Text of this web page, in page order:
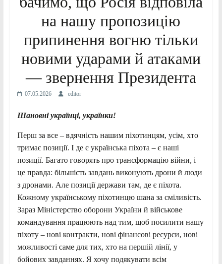
на нашу пропозицію
припинення вогню тільки
новими ударами й атаками
— звернення Президента
07.05.2026 editor
Шановні українці, українки!
Перш за все – вдячність нашим піхотинцям, усім, хто
тримає позиції. І де є українська піхота – є наші
позиції. Багато говорять про трансформацію війни, і
це правда: більшість завдань виконують дрони й люди
з дронами. Але позиції держави там, де є піхота.
Кожному українському піхотинцю шана за сміливість.
Зараз Міністерство оборони України й військове
командування працюють над тим, щоб посилити нашу
піхоту – нові контракти, нові фінансові ресурси, нові
можливості саме для тих, хто на першій лінії, у
бойових завданнях. Я хочу подякувати всім